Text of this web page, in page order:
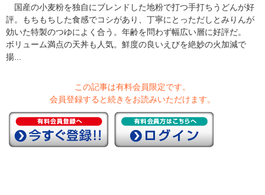
国産の小麦粉を独自にブレンドした地粉で打つ手打ちうどんが好
評。もちもちした食感でコシがあり、丁寧にとっただしとみりんが
効いた特製のつゆによく合う。年齢を問わず幅広い層に好評だ。
ボリューム満点の天丼も人気。鮮度の良いえびを絶妙の火加減で
揚...
この記事は有料会員限定です。
会員登録すると続きをお読みいただけます。